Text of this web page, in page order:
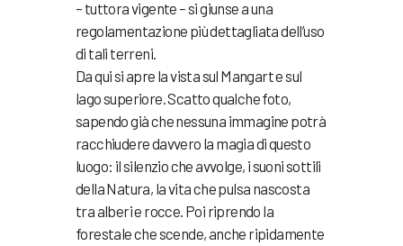
– tuttora vigente – si giunse a una
regolamentazione più dettagliata dell’uso
di tali terreni.
Da qui si apre la vista sul Mangart e sul
lago superiore. Scatto qualche foto,
sapendo già che nessuna immagine potrà
racchiudere davvero la magia di questo
luogo: il silenzio che avvolge, i suoni sottili
della Natura, la vita che pulsa nascosta
tra alberi e rocce. Poi riprendo la
forestale che scende, anche ripidamente